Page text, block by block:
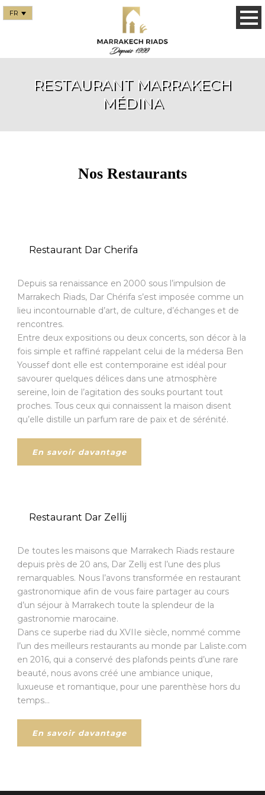
FR
RESTAURANT MARRAKECH
MÉDINA
Nos Restaurants
Restaurant Dar Cherifa
Depuis sa renaissance en 2000 sous l’impulsion de
Marrakech Riads, Dar Chérifa s’est imposée comme un
lieu incontournable d’art, de culture, d’échanges et de
rencontres.
Entre deux expositions ou deux concerts, son décor à la
fois simple et raffiné rappelant celui de la médersa Ben
Youssef dont elle est contemporaine est idéal pour
savourer quelques délices dans une atmosphère
sereine, loin de l’agitation des souks pourtant tout
proches. Tous ceux qui connaissent la maison disent
qu’elle distille un parfum rare de paix et de sérénité.
En savoir davantage
Restaurant Dar Zellij
De toutes les maisons que Marrakech Riads restaure
depuis près de 20 ans, Dar Zellij est l’une des plus
remarquables. Nous l’avons transformée en restaurant
gastronomique afin de vous faire partager au cours
d’un séjour à Marrakech toute la splendeur de la
gastronomie marocaine.
Dans ce superbe riad du XVIIe siècle, ​nommé comme
l’un des meilleurs restaurants au monde par Laliste.com
en 2016, qui a conservé des plafonds peints d’une rare
beauté, nous avons créé une ambiance unique,
luxueuse et romantique, pour une parenthèse hors du
temps…
En savoir davantage